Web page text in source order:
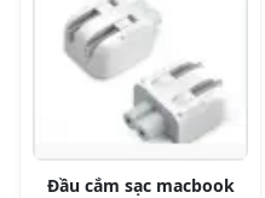
Đầu cắm sạc macbook